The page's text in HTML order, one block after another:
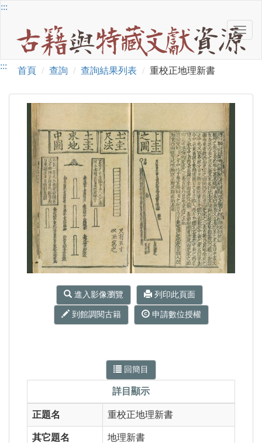
跳
內
容
:::
古
與
特
:::
詳
首頁 查詢 查詢結果列表 重校正地理新書
目
封
進入影像瀏覽 列印此頁面
到館調閱古籍 申請數位授權
回簡目
目
顯
示
詳目顯示
正題名 重校正地理新書
其它題名 地理新書